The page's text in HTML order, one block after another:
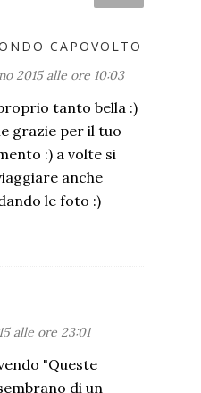
CAPOVOLTO
2015 alle ore 10:03
tanto bella :)
grazie per il tuo
:) a volte si
anche
le foto :)
alle ore 23:01
"Queste
di un